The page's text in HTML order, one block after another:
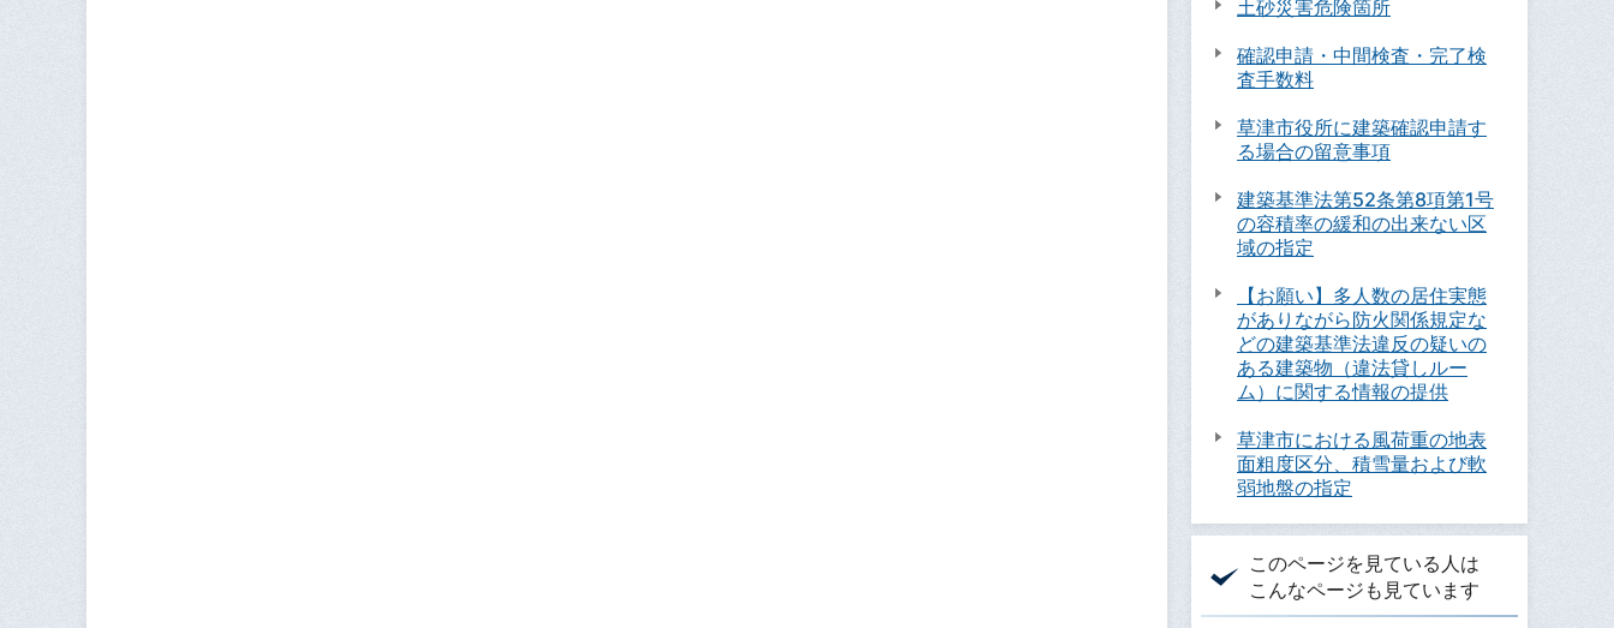
土砂災害危険箇所
確認申請・中間検査・完了検
査手数料
草津市役所に建築確認申請す
る場合の留意事項
建築基準法第52条第8項第1号
の容積率の緩和の出来ない区
域の指定
【お願い】多人数の居住実態
がありながら防火関係規定な
どの建築基準法違反の疑いの
ある建築物（違法貸しルー
ム）に関する情報の提供
草津市における風荷重の地表
面粗度区分、積雪量および軟
弱地盤の指定
このページを見ている人は
こんなページも見ています